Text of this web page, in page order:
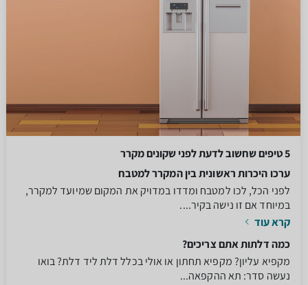
5 טיפים שחשוב לדעת לפני שקונים מקרר
ערכו היכרות ראשונית בין המקרר למטבח
לפני הכל, לכו למטבח ומדדו במדויק את המקום שמיועד למקרר,
במיוחד אם זו נישה בקיר....
קרא עוד
כמה דלתות אתם צריכים?
מקפיא עליון? מקפיא תחתון או אולי בכלל דלת ליד דלת? בואו
נעשה סדר: תא ההקפאה...